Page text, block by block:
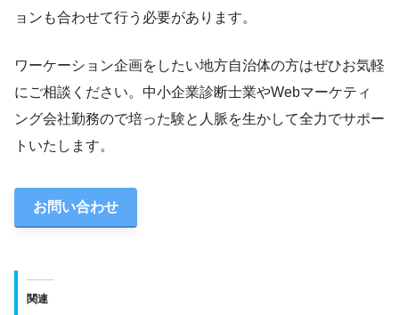
ョンも合わせて行う必要があります。
ワーケーション企画をしたい地方自治体の方はぜひお気軽
にご相談ください。中小企業診断士業やWebマーケティ
ング会社勤務ので培った験と人脈を生かして全力でサポー
トいたします。
お問い合わせ
関連